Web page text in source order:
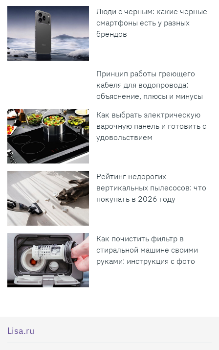
Люди с черным: какие черные
смартфоны есть у разных
брендов
Принцип работы греющего
кабеля для водопровода:
объяснение, плюсы и минусы
Как выбрать электрическую
варочную панель и готовить с
удовольствием
Рейтинг недорогих
вертикальных пылесосов: что
покупать в 2026 году
Как почистить фильтр в
стиральной машине своими
руками: инструкция с фото
Lisa.ru